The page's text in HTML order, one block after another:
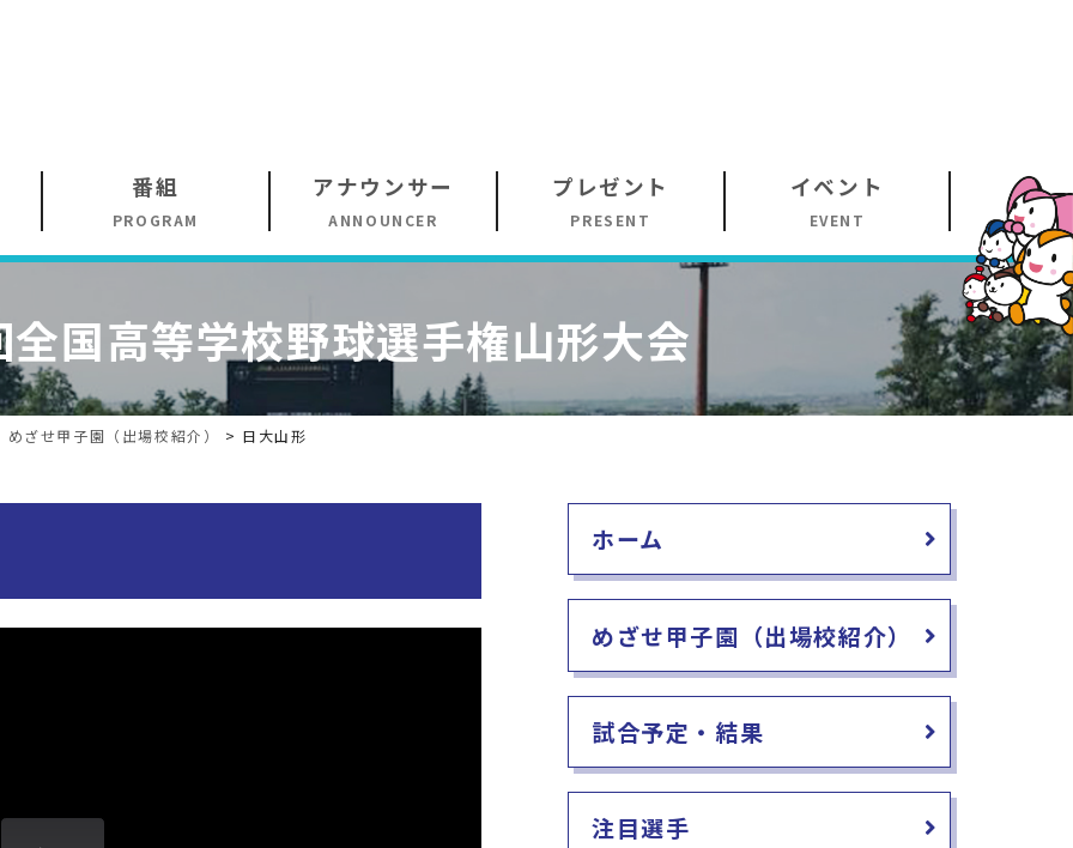
番組
PROGRAM
アナウンサー
ANNOUNCER
プレゼント
PRESENT
イベント
EVENT
全国高等学校野球選手権山形大会
めざせ甲子園（出場校紹介） > 日大山形
ホーム
めざせ甲子園（出場校紹介）
試合予定・結果
注目選手